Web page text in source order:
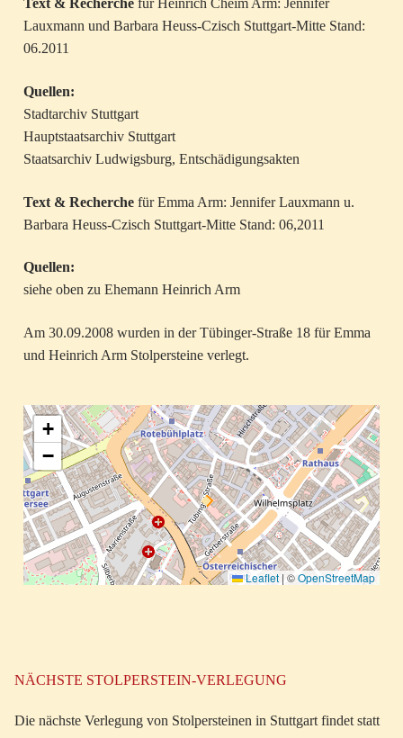
Text & Recherche für Heinrich Cheim Arm: Jennifer
Lauxmann und Barbara Heuss-Czisch Stuttgart-Mitte Stand:
06.2011
Quellen:
Stadtarchiv Stuttgart
Hauptstaatsarchiv Stuttgart
Staatsarchiv Ludwigsburg, Entschädigungsakten
Text & Recherche für Emma Arm: Jennifer Lauxmann u.
Barbara Heuss-Czisch Stuttgart-Mitte Stand: 06,2011
Quellen:
siehe oben zu Ehemann Heinrich Arm
Am 30.09.2008 wurden in der Tübinger-Straße 18 für Emma
und Heinrich Arm Stolpersteine verlegt.
+
−
Leaflet | ©OpenStreetMap
NÄCHSTE STOLPERSTEIN-VERLEGUNG
Die nächste Verlegung von Stolpersteinen in Stuttgart findet statt